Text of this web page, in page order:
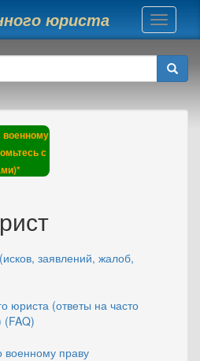
юриста
Toggle
военному
с
заявлений, жалоб,
юриста (ответы на часто
(FAQ)
военному праву